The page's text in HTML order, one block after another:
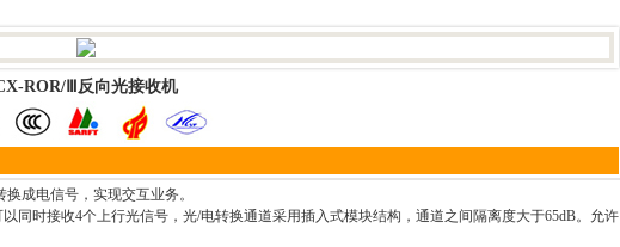
ROR/Ⅲ反向光接收机
成电信号，实现交互业务。
同时接收4个上行光信号，光/电转换通道采用插入式模块结构，通道之间隔离度大于65dB。允许